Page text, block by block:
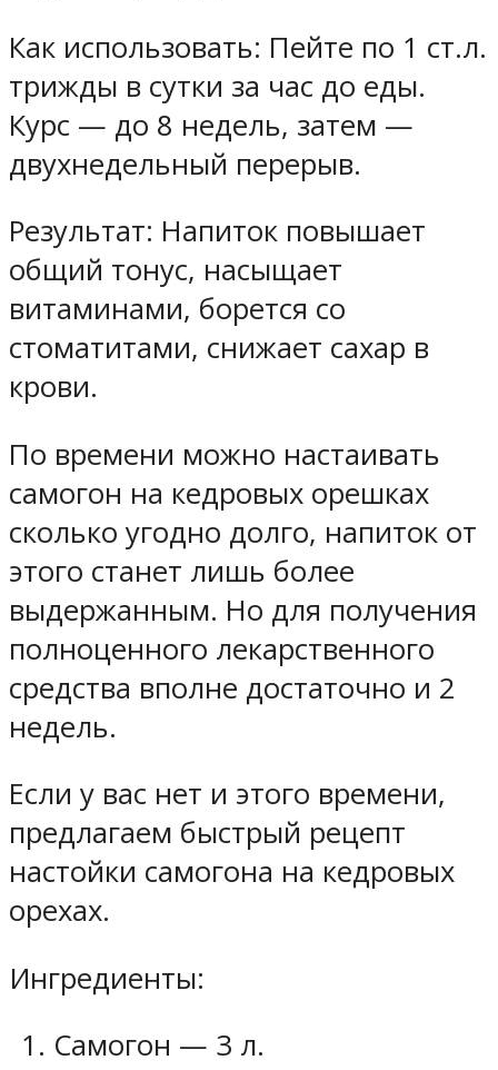
Как использовать: Пейте по 1 ст.л.
трижды в сутки за час до еды.
Курс — до 8 недель, затем —
двухнедельный перерыв.
Результат: Напиток повышает
общий тонус, насыщает
витаминами, борется со
стоматитами, снижает сахар в
крови.
По времени можно настаивать
самогон на кедровых орешках
сколько угодно долго, напиток от
этого станет лишь более
выдержанным. Но для получения
полноценного лекарственного
средства вполне достаточно и 2
недель.
Если у вас нет и этого времени,
предлагаем быстрый рецепт
настойки самогона на кедровых
орехах.
Ингредиенты:
Самогон — 3 л.